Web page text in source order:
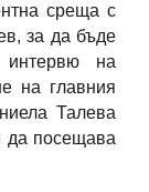
среща с
за да бъде
интервю на
на главния
Талева
да посещава